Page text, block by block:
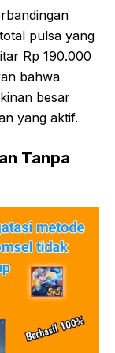
pulsa yang
Rp 190.000
bahwa
besar
yang aktif.
Tanpa